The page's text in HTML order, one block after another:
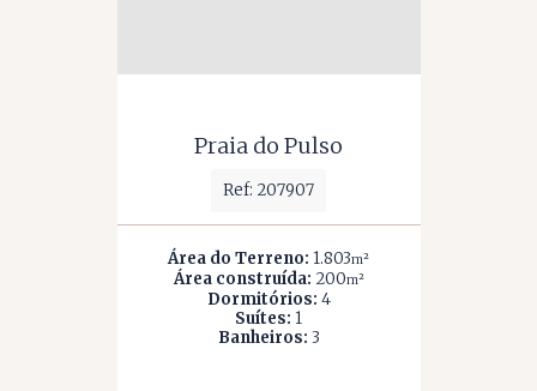
Praia do Pulso
Ref: 207907
Área do Terreno: 1.803m²
Área construída: 200m²
Dormitórios: 4
Suítes: 1
Banheiros: 3